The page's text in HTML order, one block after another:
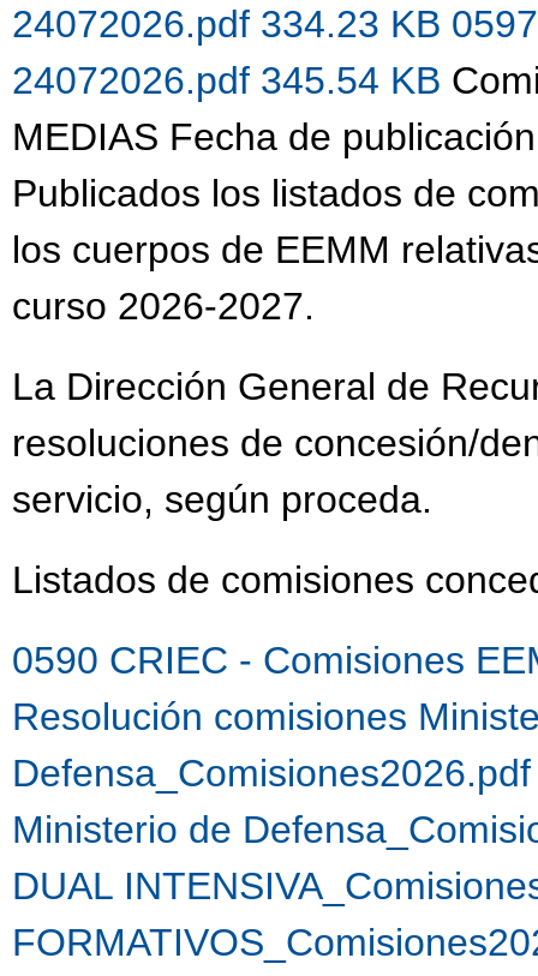
24072026.pdf 334.23 KB
24072026.pdf 345.54 KB
MEDIAS Fecha de
Publicados los listados de
los cuerpos de EEMM
curso 2026-2027.
La Dirección General de
resoluciones de concesión/
servicio, según proceda.
Listados de comisiones
0590 CRIEC - Comisiones
Resolución comisiones
Ministerio de
DUAL